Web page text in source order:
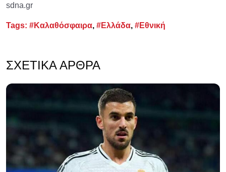
sdna.gr
Tags: #Καλαθόσφαιρα, #Ελλάδα, #Εθνική
ΣΧΕΤΙΚΆ ΆΡΘΡΑ